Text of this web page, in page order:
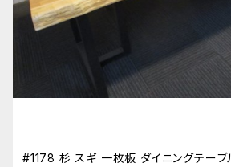
#1178 杉 スギ 一枚板 ダイニングテーブ